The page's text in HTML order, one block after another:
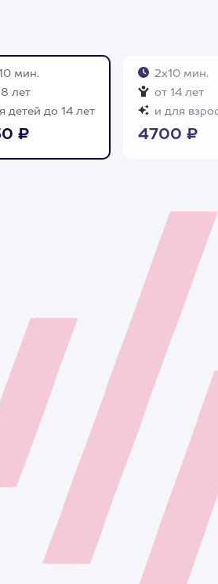
мин.
лет
детей до 14 лет
₽
2х10 мин.
от 14 лет
и для
4700 ₽